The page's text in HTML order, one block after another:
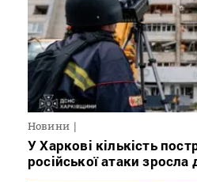
Новини
У Харкові кількість
російської атаки